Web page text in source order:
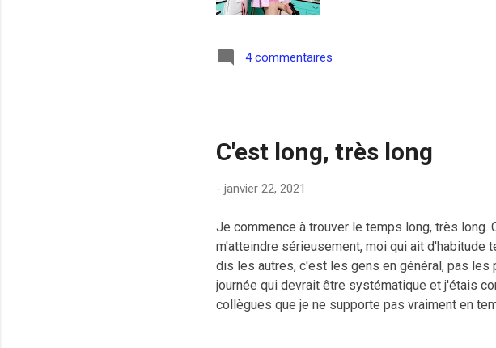
4 commentaires
C'est long, très long
- janvier 22, 2021
Je commence à trouver le temps long, très long.
m'atteindre sérieusement, moi qui ait d'habitude
dis les autres, c'est les gens en général, pas
journée qui devrait être systématique et j'étais
collègues que je ne supporte pas vraiment en